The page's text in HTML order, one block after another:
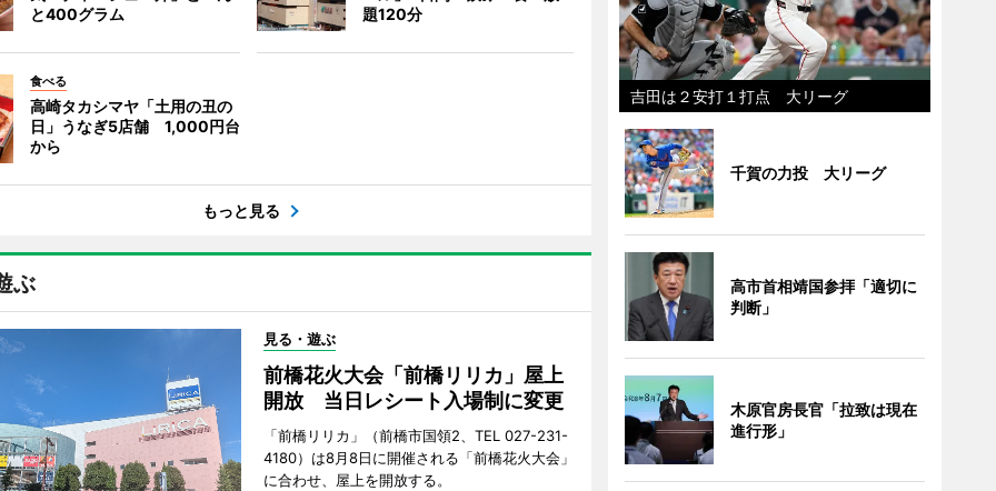
と400グラム
題120分
食べる
高崎タカシマヤ「土用の丑の
日」うなぎ5店舗 1,000円台
から
もっと見る
ぶ
見る・遊ぶ
前橋花火大会「前橋リリカ」屋上
開放 当日レシート入場制に変更
「前橋リリカ」（前橋市国領2、TEL 027-231-
4180）は8月8日に開催される「前橋花火大会」
に合わせ、屋上を開放する。
吉田は２安打１打点 大リーグ
千賀の力投 大リーグ
高市首相靖国参拝「適切に
判断」
木原官房長官「拉致は現在
進行形」